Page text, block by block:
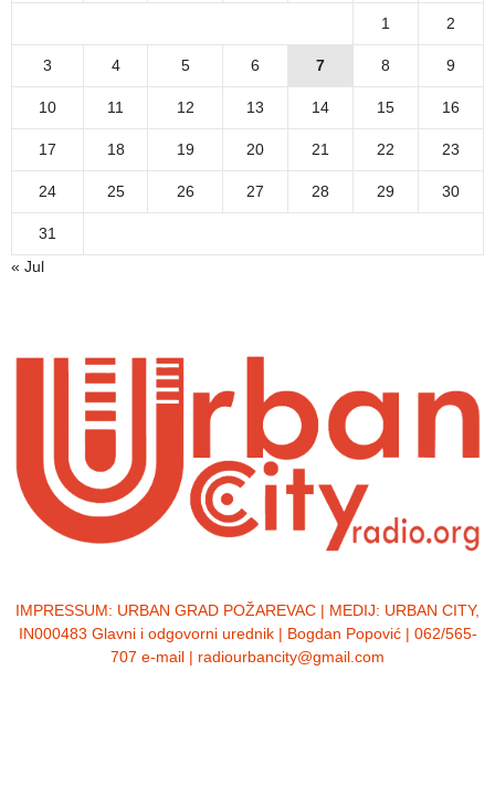
1 2
3 4 5 6 7 8 9
10 11 12 13 14 15 16
17 18 19 20 21 22 23
24 25 26 27 28 29 30
31
« Jul
IMPRESSUM: URBAN GRAD POŽAREVAC | MEDIJ: URBAN CITY,
IN000483 Glavni i odgovorni urednik | Bogdan Popović | 062/565-
707 e-mail | radiourbancity@gmail.com